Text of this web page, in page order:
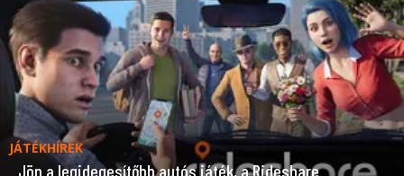
JÁTÉKHÍREK
Jön a legidegesítőbb autós játék, a Rideshare